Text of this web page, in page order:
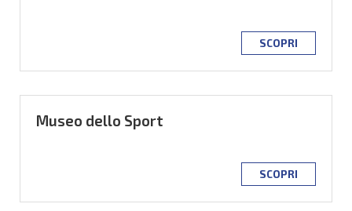
SCOPRI
Museo dello Sport
SCOPRI